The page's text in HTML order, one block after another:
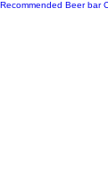
Recommended Beer bar